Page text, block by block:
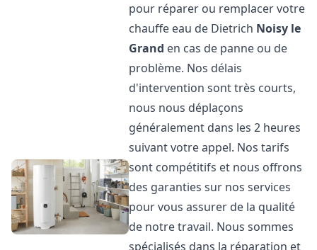
pour réparer ou remplacer votre
chauffe eau de Dietrich Noisy le
Grand en cas de panne ou de
problème. Nos délais
d'intervention sont très courts,
nous nous déplaçons
généralement dans les 2 heures
suivant votre appel. Nos tarifs
sont compétitifs et nous offrons
des garanties sur nos services
pour vous assurer de la qualité
de notre travail. Nous sommes
spécialisés dans la réparation et